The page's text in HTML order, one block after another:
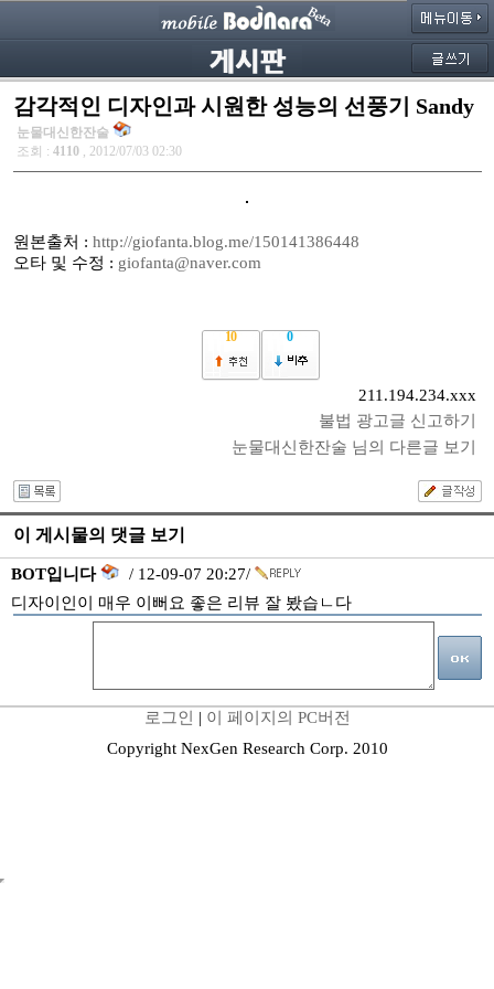
감각적인 디자인과 시원한 성능의 선풍기 Sandy
눈물대신한잔술
조회 : 4110 , 2012/07/03 02:30
원본출처 : http://giofanta.blog.me/150141386448
오타 및 수정 : giofanta@naver.com
10 0
211.194.234.xxx
불법 광고글 신고하기
눈물대신한잔술 님의 다른글 보기
이 게시물의 댓글 보기
BOT입니다
/ 12-09-07 20:27/
디자이인이 매우 이뻐요 좋은 리뷰 잘 봤습ㄴ다
로그인 | 이 페이지의 PC버전
Copyright NexGen Research Corp. 2010